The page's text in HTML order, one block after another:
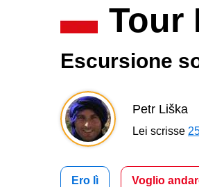
Tour
Escursione
Petr Liška
Lei scrisse
Ero lì Voglio